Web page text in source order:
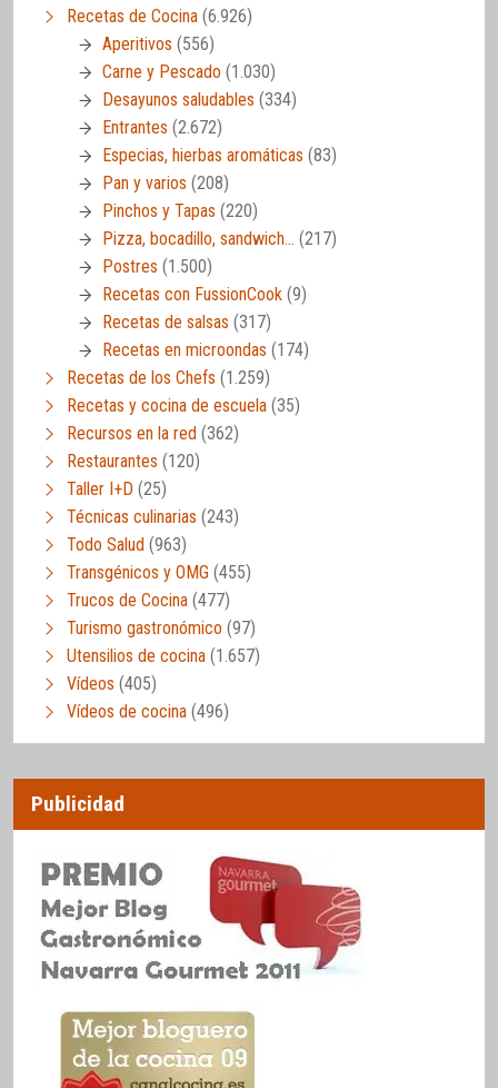
Recetas de Cocina (6.926)
Aperitivos (556)
Carne y Pescado (1.030)
Desayunos saludables (334)
Entrantes (2.672)
Especias, hierbas aromáticas (83)
Pan y varios (208)
Pinchos y Tapas (220)
Pizza, bocadillo, sandwich… (217)
Postres (1.500)
Recetas con FussionCook (9)
Recetas de salsas (317)
Recetas en microondas (174)
Recetas de los Chefs (1.259)
Recetas y cocina de escuela (35)
Recursos en la red (362)
Restaurantes (120)
Taller I+D (25)
Técnicas culinarias (243)
Todo Salud (963)
Transgénicos y OMG (455)
Trucos de Cocina (477)
Turismo gastronómico (97)
Utensilios de cocina (1.657)
Vídeos (405)
Vídeos de cocina (496)
Publicidad